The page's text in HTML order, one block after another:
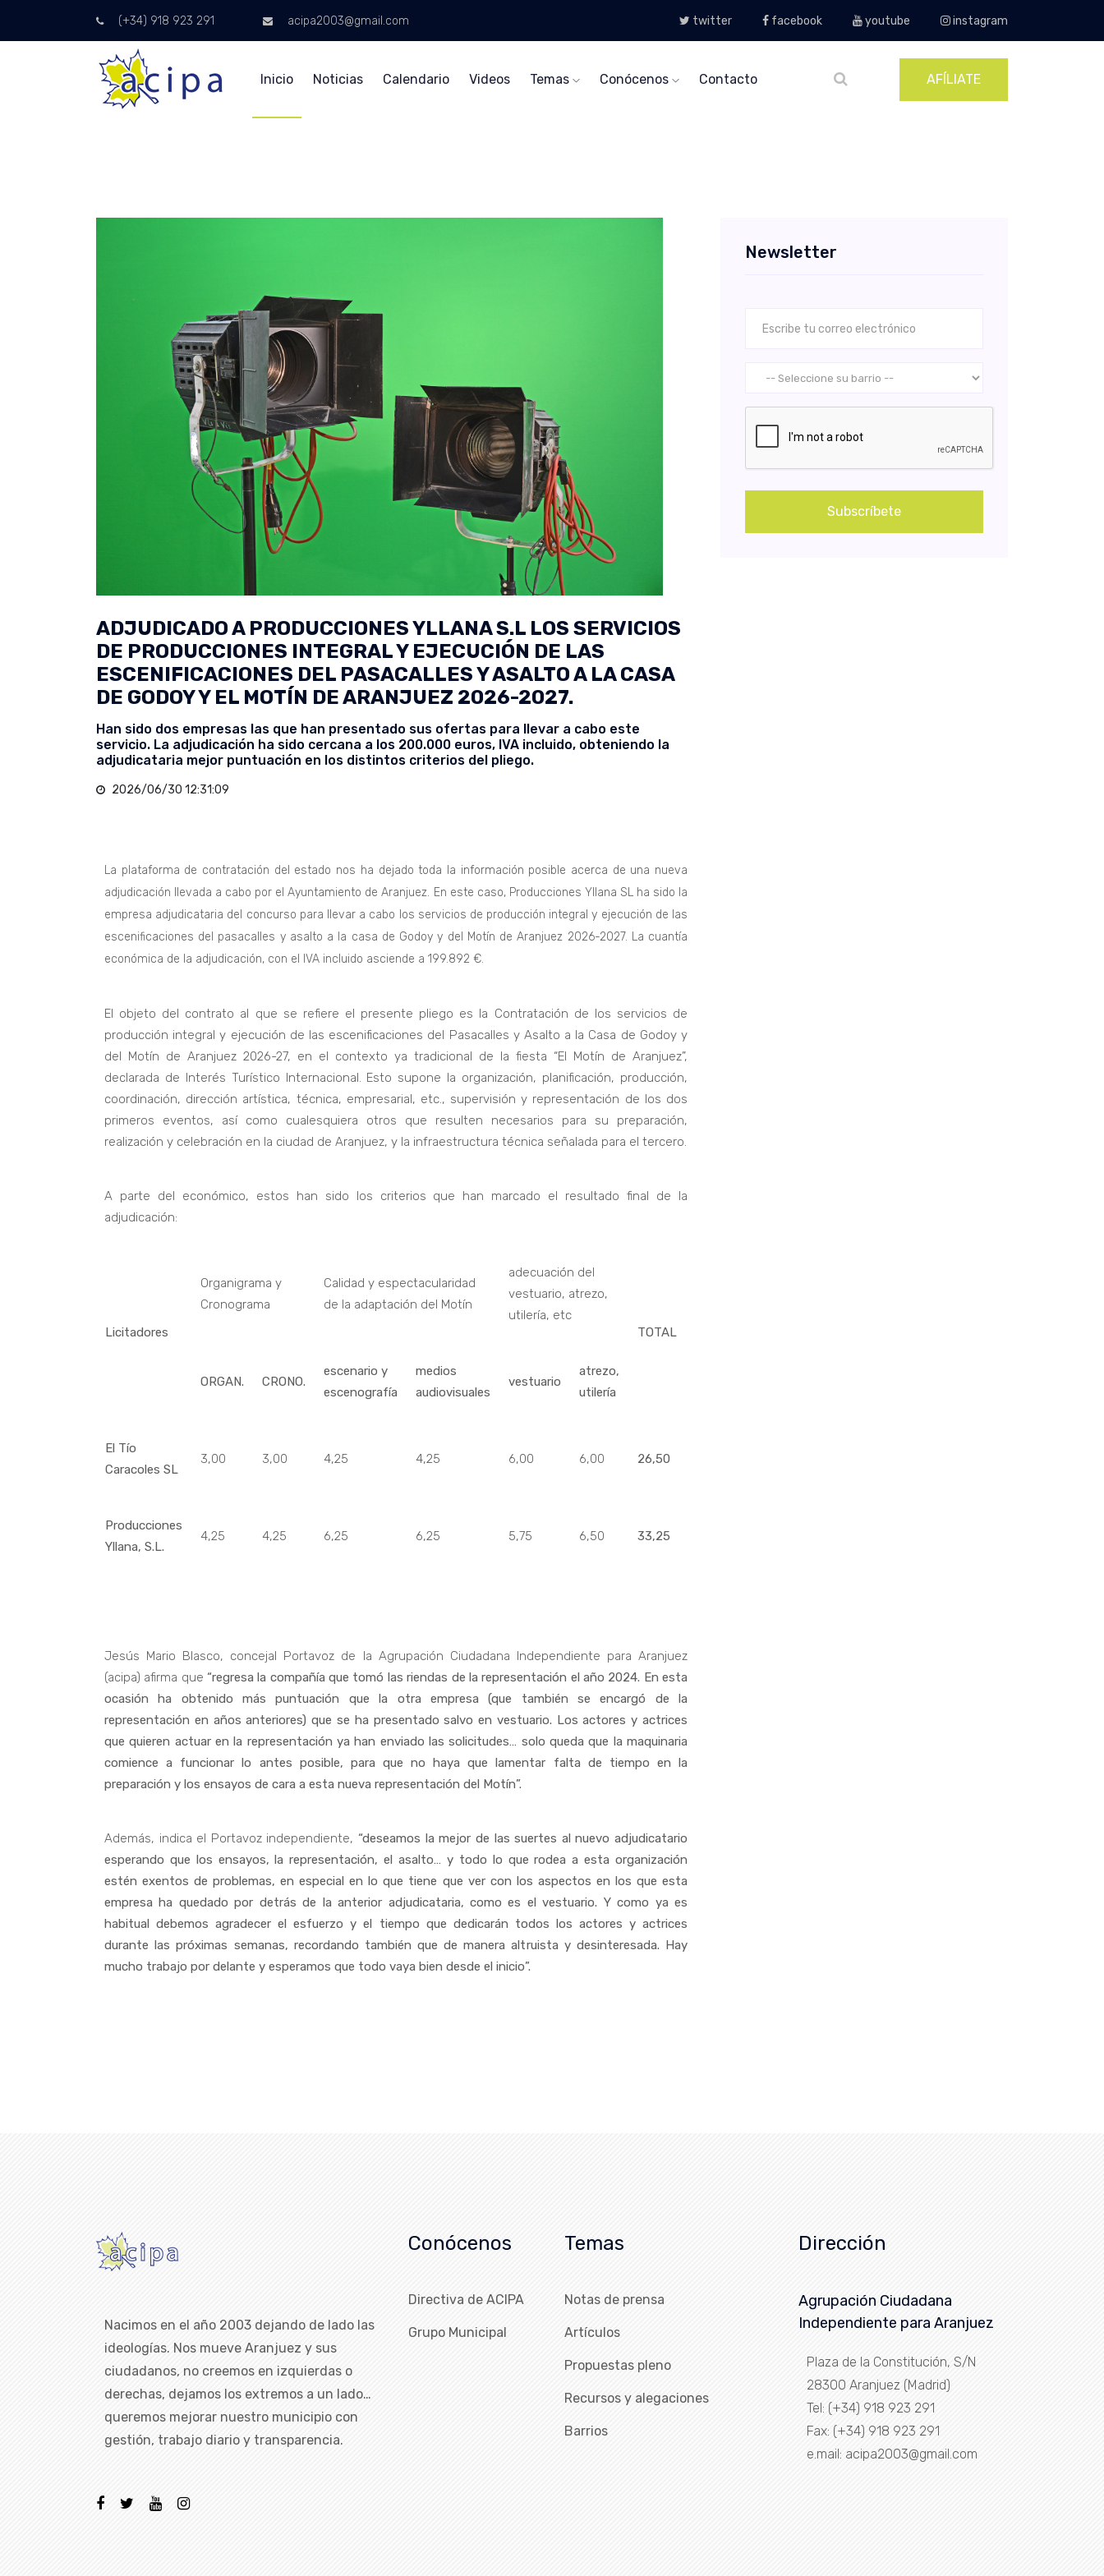
(+34) 918 923 291 acipa2003@gmail.com twitter facebook youtube instagram
Inicio Noticias Calendario Videos Temas Conócenos Contacto AFÍLIATE
ADJUDICADO A PRODUCCIONES YLLANA S.L LOS SERVICIOS
DE PRODUCCIONES INTEGRAL Y EJECUCIÓN DE LAS
ESCENIFICACIONES DEL PASACALLES Y ASALTO A LA CASA
DE GODOY Y EL MOTÍN DE ARANJUEZ 2026-2027.
Han sido dos empresas las que han presentado sus ofertas para llevar a cabo este
servicio. La adjudicación ha sido cercana a los 200.000 euros, IVA incluido, obteniendo la
adjudicataria mejor puntuación en los distintos criterios del pliego.
2026/06/30 12:31:09
La plataforma de contratación del estado nos ha dejado toda la información posible acerca de una nueva
adjudicación llevada a cabo por el Ayuntamiento de Aranjuez. En este caso, Producciones Yllana SL ha sido la
empresa adjudicataria del concurso para llevar a cabo los servicios de producción integral y ejecución de las
escenificaciones del pasacalles y asalto a la casa de Godoy y del Motín de Aranjuez 2026-2027. La cuantía
económica de la adjudicación, con el IVA incluido asciende a 199.892 €.
El objeto del contrato al que se refiere el presente pliego es la Contratación de los servicios de
producción integral y ejecución de las escenificaciones del Pasacalles y Asalto a la Casa de Godoy y
del Motín de Aranjuez 2026-27, en el contexto ya tradicional de la fiesta “El Motín de Aranjuez”,
declarada de Interés Turístico Internacional. Esto supone la organización, planificación, producción,
coordinación, dirección artística, técnica, empresarial, etc., supervisión y representación de los dos
primeros eventos, así como cualesquiera otros que resulten necesarios para su preparación,
realización y celebración en la ciudad de Aranjuez, y la infraestructura técnica señalada para el tercero.
A parte del económico, estos han sido los criterios que han marcado el resultado final de la
adjudicación:
Licitadores
Organigrama y
Cronograma
Calidad y espectacularidad
de la adaptación del Motín
adecuación del
vestuario, atrezo,
utilería, etc
TOTAL
ORGAN. CRONO.
escenario y
escenografía
medios
audiovisuales
vestuario
atrezo,
utilería
El Tío
Caracoles SL
3,00 3,00 4,25 4,25 6,00 6,00 26,50
Producciones
Yllana, S.L.
4,25 4,25 6,25 6,25 5,75 6,50 33,25
Jesús Mario Blasco, concejal Portavoz de la Agrupación Ciudadana Independiente para Aranjuez
(acipa) afirma que “regresa la compañía que tomó las riendas de la representación el año 2024. En esta
ocasión ha obtenido más puntuación que la otra empresa (que también se encargó de la
representación en años anteriores) que se ha presentado salvo en vestuario. Los actores y actrices
que quieren actuar en la representación ya han enviado las solicitudes… solo queda que la maquinaria
comience a funcionar lo antes posible, para que no haya que lamentar falta de tiempo en la
preparación y los ensayos de cara a esta nueva representación del Motín”.
Además, indica el Portavoz independiente, “deseamos la mejor de las suertes al nuevo adjudicatario
esperando que los ensayos, la representación, el asalto… y todo lo que rodea a esta organización
estén exentos de problemas, en especial en lo que tiene que ver con los aspectos en los que esta
empresa ha quedado por detrás de la anterior adjudicataria, como es el vestuario. Y como ya es
habitual debemos agradecer el esfuerzo y el tiempo que dedicarán todos los actores y actrices
durante las próximas semanas, recordando también que de manera altruista y desinteresada. Hay
mucho trabajo por delante y esperamos que todo vaya bien desde el inicio”.
Newsletter
Subscríbete
Nacimos en el año 2003 dejando de lado las
ideologías. Nos mueve Aranjuez y sus
ciudadanos, no creemos en izquierdas o
derechas, dejamos los extremos a un lado…
queremos mejorar nuestro municipio con
gestión, trabajo diario y transparencia.
Conócenos
Directiva de ACIPA
Grupo Municipal
Temas
Notas de prensa
Artículos
Propuestas pleno
Recursos y alegaciones
Barrios
Dirección
Agrupación Ciudadana
Independiente para Aranjuez
Plaza de la Constitución, S/N
28300 Aranjuez (Madrid)
Tel: (+34) 918 923 291
Fax: (+34) 918 923 291
e.mail: acipa2003@gmail.com